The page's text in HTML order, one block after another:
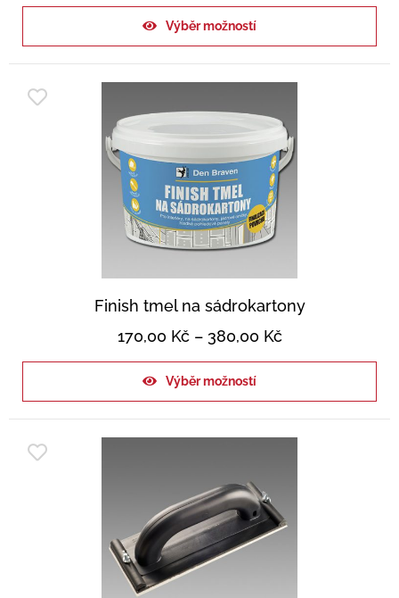
Výběr možností
Finish tmel na sádrokartony
170,00 Kč– 380,00 Kč
Výběr možností